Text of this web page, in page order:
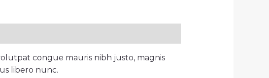
congue mauris nibh justo, magnis
libero nunc.